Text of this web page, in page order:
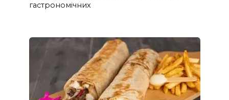
гастрономічних